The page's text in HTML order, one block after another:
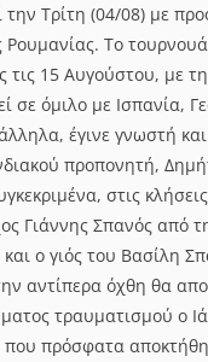
Τρίτη (04/08) με
Το τουρνουά
τις 15 Αυγούστου, με
σε όμιλο με Ισπανία,
έγινε γνωστή
προπονητή,
στις
Γιάννης Σπανός από
ο γιός του Βασίλη
αντίπερα όχθη θα
τραυματισμού ο
που πρόσφατα